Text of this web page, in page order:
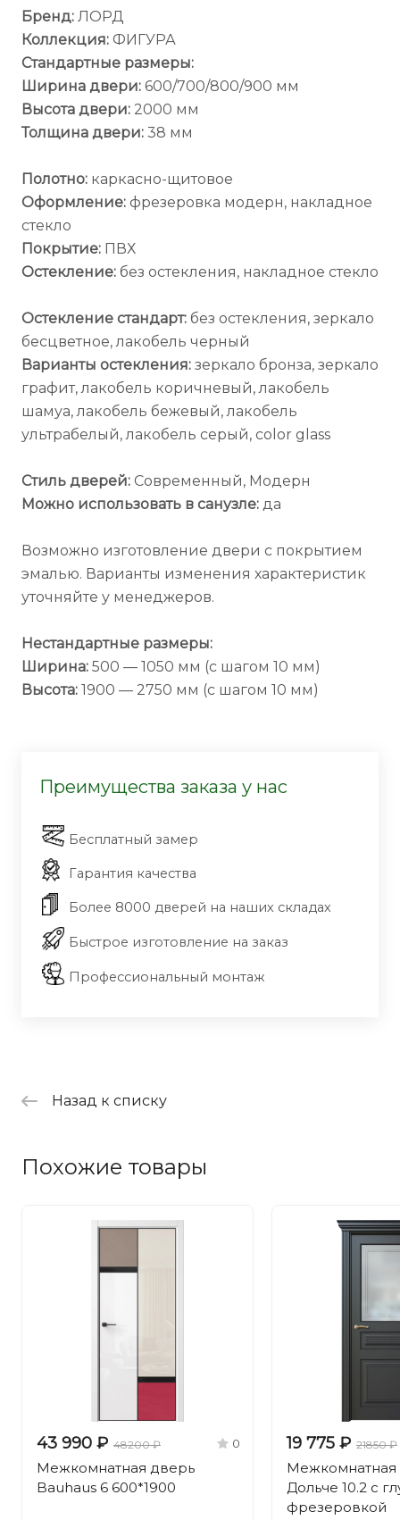
Бренд: ЛОРД
Коллекция: ФИГУРА
Стандартные размеры:
Ширина двери: 600/700/800/900 мм
Высота двери: 2000 мм
Толщина двери: 38 мм
Полотно: каркасно-щитовое
Оформление: фрезеровка модерн, накладное
стекло
Покрытие: ПВХ
Остекление: без остекления, накладное стекло
Остекление стандарт: без остекления, зеркало
бесцветное, лакобель черный
Варианты остекления: зеркало бронза, зеркало
графит, лакобель коричневый, лакобель
шамуа, лакобель бежевый, лакобель
ультрабелый, лакобель серый, color glass
Стиль дверей: Современный, Модерн
Можно использовать в санузле: да
Возможно изготовление двери с покрытием
эмалью. Варианты изменения характеристик
уточняйте у менеджеров.
Нестандартные размеры:
Ширина: 500 — 1050 мм (с шагом 10 мм)
Высота: 1900 — 2750 мм (с шагом 10 мм)
Преимущества заказа у нас
Бесплатный замер
Гарантия качества
Более 8000 дверей на наших складах
Быстрое изготовление на заказ
Профессиональный монтаж
Назад к списку
Похожие товары
43 990 ₽ 48200 ₽ 0
Межкомнатная дверь
Bauhaus 6 600*1900
19 775 ₽ 21850 ₽
Межкомнатная
Дольче 10.2 с
фрезеровкой